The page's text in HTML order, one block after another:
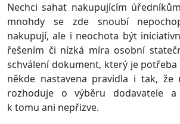
Nechci sahat nakupujícím
mnohdy se zde snoubí
nakupují, ale i neochota být
řešením či nízká míra osobní
schválení dokument, který je potřeba
někde nastavena pravidla i tak, že
rozhoduje o výběru dodavatele a
k tomu ani nepřizve.